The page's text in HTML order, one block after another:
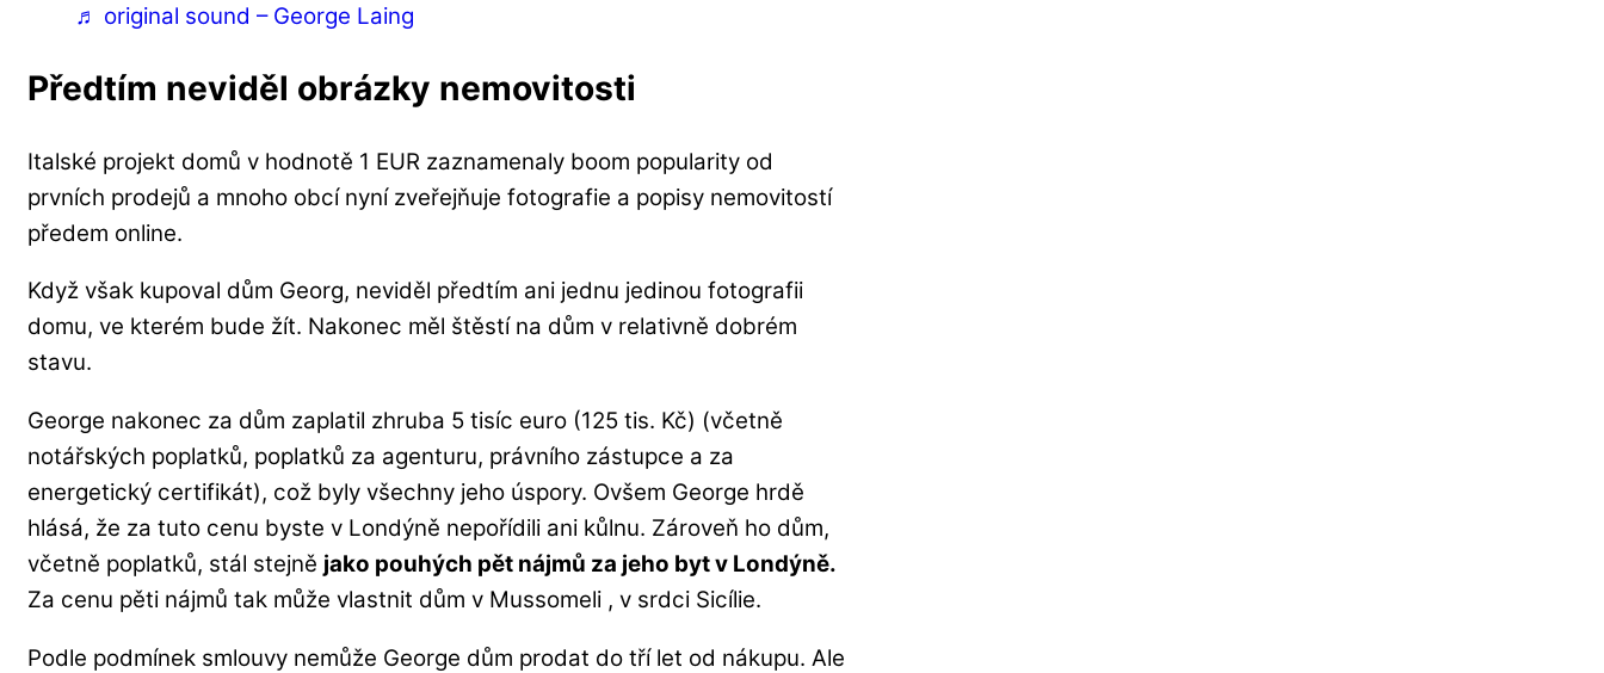
♬ original sound – George Laing
Předtím neviděl obrázky nemovitosti
Italské projekt domů v hodnotě 1 EUR zaznamenaly boom popularity od
prvních prodejů a mnoho obcí nyní zveřejňuje fotografie a popisy nemovitostí
předem online.
Když však kupoval dům Georg, neviděl předtím ani jednu jedinou fotografii
domu, ve kterém bude žít. Nakonec měl štěstí na dům v relativně dobrém
stavu.
George nakonec za dům zaplatil zhruba 5 tisíc euro (125 tis. Kč) (včetně
notářských poplatků, poplatků za agenturu, právního zástupce a za
energetický certifikát), což byly všechny jeho úspory. Ovšem George hrdě
hlásá, že za tuto cenu byste v Londýně nepořídili ani kůlnu. Zároveň ho dům,
včetně poplatků, stál stejně jako pouhých pět nájmů za jeho byt v Londýně.
Za cenu pěti nájmů tak může vlastnit dům v Mussomeli , v srdci Sicílie.
Podle podmínek smlouvy nemůže George dům prodat do tří let od nákupu. Ale